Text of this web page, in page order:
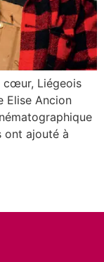
cœur, Liégeois
Elise Ancion
ont ajouté à